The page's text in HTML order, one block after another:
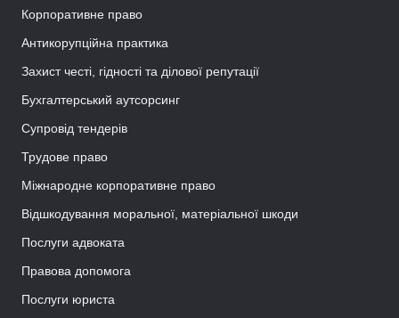
Корпоративне право
Антикорупційна практика
Захист честі, гідності та ділової репутації
Бухгалтерський аутсорсинг
Супровід тендерів
Трудове право
Міжнародне корпоративне право
Відшкодування моральної, матеріальної шкоди
Послуги адвоката
Правова допомога
Послуги юриста